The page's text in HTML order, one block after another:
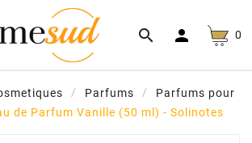
  0
Parfums
Parfums pour
de Parfum Vanille (50 ml) - Solinotes